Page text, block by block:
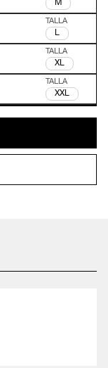
M
L
XL
XXL